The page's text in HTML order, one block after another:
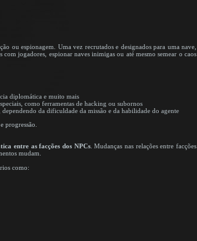
ou espionagem. Uma vez recrutados e designados para uma nave,
jogadores, espionar naves inimigas ou até mesmo semear o caos
diplomática e muito mais
como ferramentas de hacking ou subornos
da dificuldade da missão e da habilidade do agente
progressão.
entre as facções dos NPCs. Mudanças nas relações entre facções
mudam.
como: